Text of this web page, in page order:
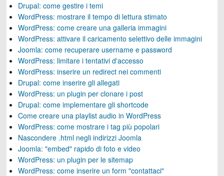
Drupal: come gestire i temi
WordPress: mostrare il tempo di lettura stimato
WordPress: come creare una galleria immagini
WordPress: attivare il caricamento selettivo delle immagini
Joomla: come recuperare username e password
WordPress: limitare i tentativi d'accesso
WordPress: inserire un redirect nei commenti
Drupal: come inserire gli allegati
WordPress: un plugin per clonare i post
Drupal: come implementare gli shortcode
Come creare una playlist audio in WordPress
WordPress: come mostrare i tag più popolari
Nascondere .html negli indirizzi Joomla
Joomla: "embed" rapido di foto e video
WordPress: un plugin per le sitemap
WordPress: come inserire un form "contattaci"